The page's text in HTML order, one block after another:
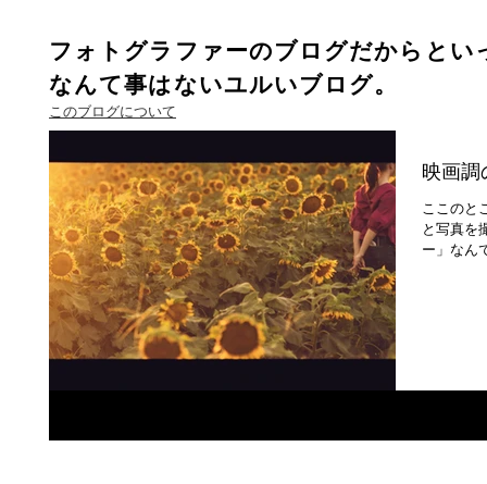
フォトグラファーのブログだからとい
なんて事はないユルいブログ。
このブログについて
映画調
ここのと
と写真を
ー」なん